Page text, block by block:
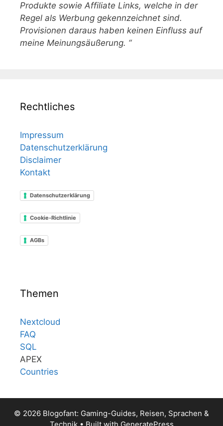
Produkte sowie Affiliate Links, welche in der
Regel als Werbung gekennzeichnet sind.
Provisionen daraus haben keinen Einfluss auf
meine Meinungsäußerung. “
Rechtliches
Impressum
Datenschutzerklärung
Disclaimer
Kontakt
Datenschutzerklärung
Cookie-Richtlinie
AGBs
Themen
Nextcloud
FAQ
SQL
APEX
Countries
© 2026 Blogofant: Gaming-Guides, Reisen, Sprachen &